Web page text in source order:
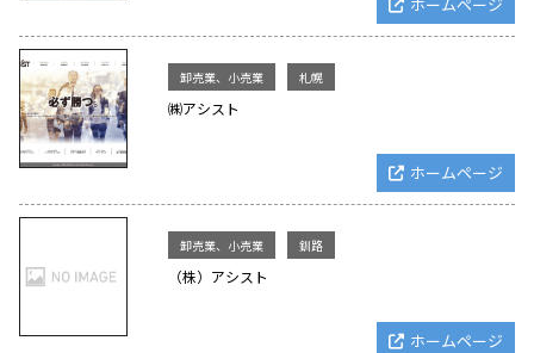
卸売業、小売業 札幌
㈱アシスト
ホームページ
卸売業、小売業 釧路
（株）アシスト
ホームページ